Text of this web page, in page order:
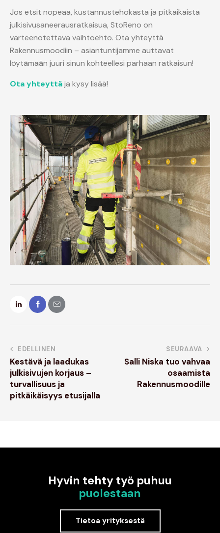
Jos etsit nopeaa, kustannustehokasta ja pitkäikäistä
julkisivusaneerausratkaisua, StoReno on
varteenotettava vaihtoehto. Ota yhteyttä
Rakennusmoodiin – asiantuntijamme auttavat
löytämään juuri sinun kohteellesi parhaan ratkaisun!
Otayhteyttäja kysy lisää!
EDELLINEN
Kestävä ja laadukas
julkisivujen korjaus –
turvallisuus ja
pitkäikäisyys etusijalla
SEURAAVA
Salli Niska tuo vahvaa
osaamista
Rakennusmoodille
Hyvin tehty työ puhuu
puolestaan
Tietoa yrityksestä